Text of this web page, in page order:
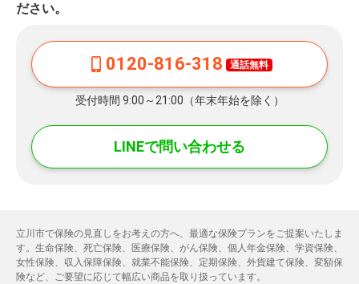
ださい。
0120-816-318 通話無料
受付時間 9:00～21:00（年末年始を除く）
LINEで問い合わせる
立川市で保険の見直しをお考えの方へ、最適な保険プランをご提案いたしま
す。生命保険、死亡保険、医療保険、がん保険、個人年金保険、学資保険、
女性保険、収入保障保険、就業不能保険、定期保険、外貨建て保険、変額保
険など、ご要望に応じて幅広い商品を取り扱っています。